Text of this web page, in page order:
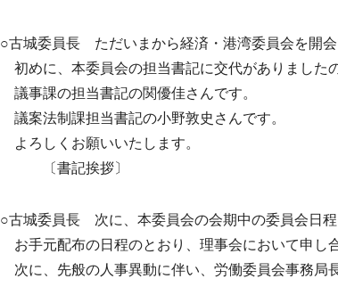
○古城委員長 ただいまから経済・港湾委員会を開会
初めに、本委員会の担当書記に交代がありました
議事課の担当書記の関優佳さんです。
議案法制課担当書記の小野敦史さんです。
よろしくお願いいたします。
〔書記挨拶〕
○古城委員長 次に、本委員会の会期中の委員会日程
お手元配布の日程のとおり、理事会において申し
次に、先般の人事異動に伴い、労働委員会事務局